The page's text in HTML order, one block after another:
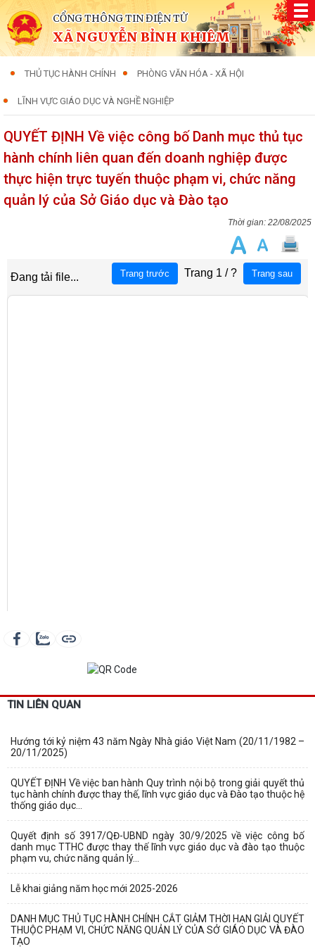
CỔNG THÔNG TIN ĐIỆN TỬ
XÃ NGUYỄN BỈNH KHIÊM
THỦ TỤC HÀNH CHÍNH PHÒNG VĂN HÓA - XÃ HỘI
LĨNH VỰC GIÁO DỤC VÀ NGHỀ NGHIỆP
QUYẾT ĐỊNH Về việc công bố Danh mục thủ tục
hành chính liên quan đến doanh nghiệp được
thực hiện trực tuyến thuộc phạm vi, chức năng
quản lý của Sở Giáo dục và Đào tạo
22/08/2025
TIN LIÊN QUAN
Hướng tới kỷ niệm 43 năm Ngày Nhà giáo Việt Nam (20/11/1982 –
20/11/2025)
QUYẾT ĐỊNH Về việc ban hành Quy trình nội bộ trong giải quyết thủ
tục hành chính được thay thế, lĩnh vực giáo dục và Đào tạo thuộc hệ
thống giáo dục...
Quyết định số 3917/QĐ-UBND ngày 30/9/2025 về việc công bố
danh mục TTHC được thay thế lĩnh vực giáo dục và đào tạo thuộc
phạm vu, chức năng quản lý...
Lễ khai giảng năm học mới 2025-2026
DANH MỤC THỦ TỤC HÀNH CHÍNH CẮT GIẢM THỜI HẠN GIẢI QUYẾT
THUỘC PHẠM VI, CHỨC NĂNG QUẢN LÝ CỦA SỞ GIÁO DỤC VÀ ĐÀO
TẠO